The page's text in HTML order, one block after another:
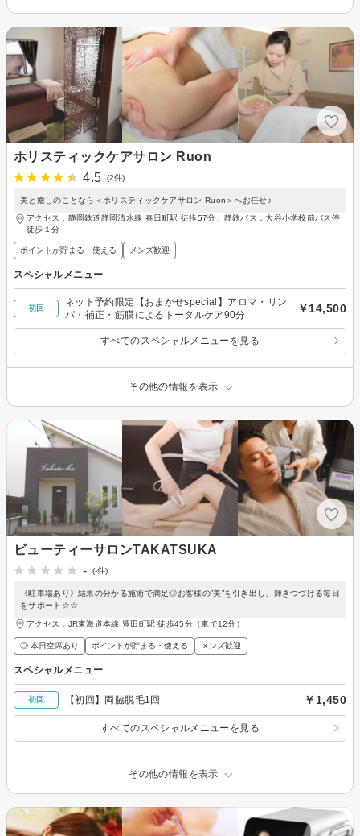
ホリスティックケアサロン Ruon
4.5
(2件)
美と癒しのことなら＜ホリスティックケアサロン Ruon＞へお任せ♪
アクセス：静岡鉄道静岡清水線 春日町駅 徒歩57分、静鉄バス．大谷小学校前バス停
徒歩１分
ポイントが貯まる・使える メンズ歓迎
スペシャルメニュー
初回
ネット予約限定【おまかせspecial】アロマ・リン
パ・補正・筋膜によるトータルケア90分
￥14,500
すべてのスペシャルメニューを見る
その他の情報を表示
ビューティーサロンTAKATSUKA
-
(-件)
《駐車場あり》結果の分かる施術で満足◎お客様の”美”を引き出し、輝きつづける毎日
をサポート☆☆
アクセス：JR東海道本線 豊田町駅 徒歩45分（車で12分）
◎ 本日空席あり ポイントが貯まる・使える メンズ歓迎
スペシャルメニュー
初回 【初回】両脇脱毛1回 ￥1,450
すべてのスペシャルメニューを見る
その他の情報を表示